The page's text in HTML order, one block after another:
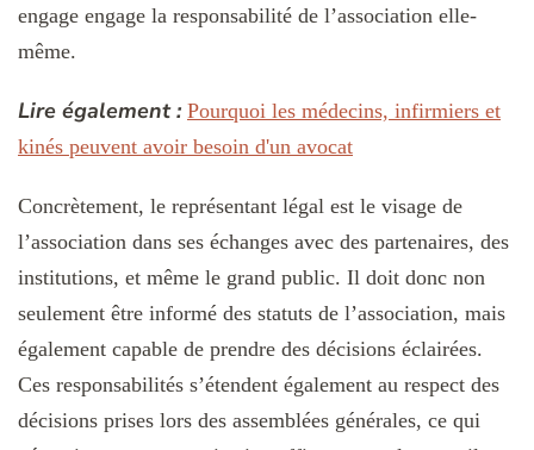
engage engage la responsabilité de l’association elle-
même.
Lire également : Pourquoi les médecins, infirmiers et
kinés peuvent avoir besoin d'un avocat
Concrètement, le représentant légal est le visage de
l’association dans ses échanges avec des partenaires, des
institutions, et même le grand public. Il doit donc non
seulement être informé des statuts de l’association, mais
également capable de prendre des décisions éclairées.
Ces responsabilités s’étendent également au respect des
décisions prises lors des assemblées générales, ce qui